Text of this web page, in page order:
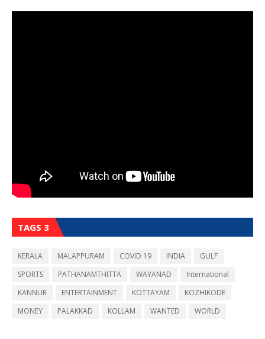
TAGS 3
KERALA MALAPPURAM COVID 19 INDIA
GULF
SPORTS
PATHANAMTHITTA WAYANAD
International
KANNUR
ENTERTAINMENT KOTTAYAM
KOZHIKODE
MONEY
PALAKKAD KOLLAM WANTED WORLD